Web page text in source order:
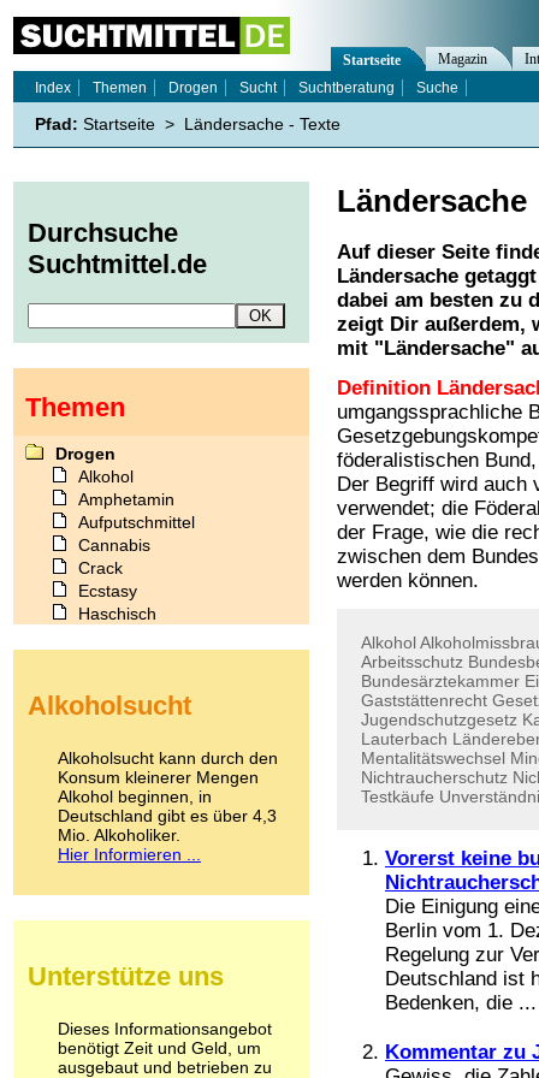
Ländersache
Auf dieser Seite
Ländersache
dabei am besten zu
zeigt Dir außerdem,
mit " Ländersache"
Definition
umgangssprachliche
föderalistischen
Der Begriff wird auch
verwendet; die
der Frage, wie die
zwischen dem
werden können.
Alkohol
Arbeitsschutz
Bundesärztekammer
Gaststättenrecht
Jugendschutzgesetz
Lauterbach
Mentalitätswechsel
Nichtraucherschutz
Testkäufe
Vorerst keine
Die Einigung
Berlin vom 1.
Regelung zur
Deutschland ist
Bedenken, die ...
Kommentar zu
Startseite Magazin
Index
Themen Drogen Sucht Suchtberatung Suche
Pfad: Startseite > Ländersache - Texte
Durchsuche
Suchtmittel.de
Themen
Drogen
Alkohol
Amphetamin
Aufputschmittel
Cannabis
Crack
Ecstasy
Haschisch
Kokain
LSD
Marihuana
Medikamente
Meskalin
Metamphetamin
Methadon
Pilze
Psychopharmaka
Schlafmittel
Schmerzmittel
Alkoholsucht
Alkoholsucht kann durch den
Konsum kleinerer Mengen
Alkohol beginnen, in
Deutschland gibt es über 4,3
Mio. Alkoholiker.
Hier Informieren ...
Unterstütze uns
Dieses Informationsangebot
benötigt Zeit und Geld, um
ausgebaut und betrieben zu